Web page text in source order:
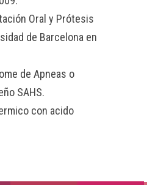
Oral y Prótesis
de Barcelona en
de Apneas o
SAHS.
con acido